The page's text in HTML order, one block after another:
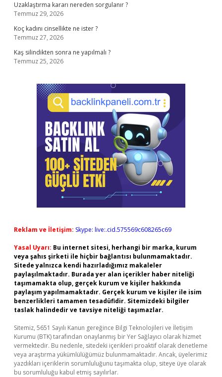
Uzaklaştırma kararı nereden sorgulanır ?
Temmuz 29, 2026
Koç kadını cinsellikte ne ister ?
Temmuz 27, 2026
Kaş silindikten sonra ne yapılmalı ?
Temmuz 25, 2026
Reklam ve İletişim: Skype: live:.cid.575569c608265c69
Yasal Uyarı: Bu internet sitesi, herhangi bir marka, kurum
veya şahıs şirketi ile hiçbir bağlantısı bulunmamaktadır.
Sitede yalnızca kendi hazırladığımız makaleler
paylaşılmaktadır. Burada yer alan içerikler haber niteliği
taşımamakta olup, gerçek kurum ve kişiler hakkında
paylaşım yapılmamaktadır. Gerçek kurum ve kişiler ile isim
benzerlikleri tamamen tesadüfidir. Sitemizdeki bilgiler
taslak halindedir ve tavsiye niteliği taşımazlar.
Sitemiz, 5651 Sayılı Kanun gereğince Bilgi Teknolojileri ve İletişim
Kurumu (BTK) tarafından onaylanmış bir Yer Sağlayıcı olarak hizmet
vermektedir. Bu nedenle, sitedeki içerikleri proaktif olarak denetleme
veya araştırma yükümlülüğümüz bulunmamaktadır. Ancak, üyelerimiz
yazdıkları içeriklerin sorumluluğunu taşımakta olup, siteye üye olarak
bu sorumluluğu kabul etmiş sayılırlar.